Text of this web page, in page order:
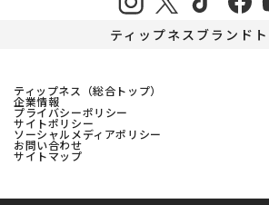
ティップネスブランド
ティップネス（総合トップ）
企業情報
プライバシーポリシー
サイトポリシー
ソーシャルメディアポリシー
お問い合わせ
サイトマップ